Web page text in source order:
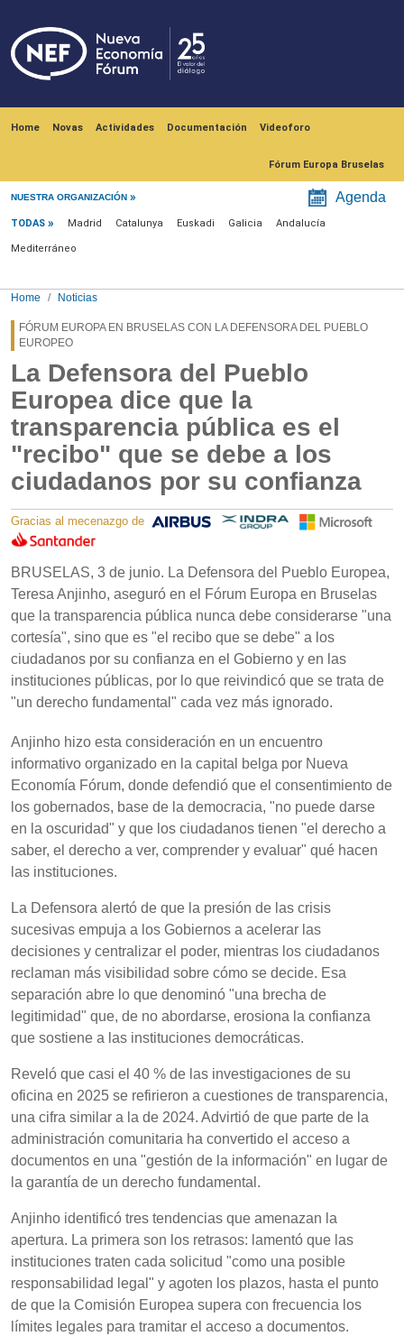
Home Novas Actividades Documentación Videoforo
Fórum Europa Bruselas
NUESTRA ORGANIZACIÓN Agenda
Menú noticias
TODAS Madrid Catalunya Euskadi Galicia Andalucía
Mediterráneo
Home Noticias
FÓRUM EUROPA EN BRUSELAS CON LA DEFENSORA DEL PUEBLO
EUROPEO
La Defensora del Pueblo
Europea dice que la
transparencia pública es el
"recibo" que se debe a los
ciudadanos por su confianza
Gracias al mecenazgo de
BRUSELAS, 3 de junio. La Defensora del Pueblo Europea,
Teresa Anjinho, aseguró en el Fórum Europa en Bruselas
que la transparencia pública nunca debe considerarse "una
cortesía", sino que es "el recibo que se debe" a los
ciudadanos por su confianza en el Gobierno y en las
instituciones públicas, por lo que reivindicó que se trata de
"un derecho fundamental" cada vez más ignorado.
Anjinho hizo esta consideración en un encuentro
informativo organizado en la capital belga por Nueva
Economía Fórum, donde defendió que el consentimiento de
los gobernados, base de la democracia, "no puede darse
en la oscuridad" y que los ciudadanos tienen "el derecho a
saber, el derecho a ver, comprender y evaluar" qué hacen
las instituciones.
La Defensora alertó de que la presión de las crisis
sucesivas empuja a los Gobiernos a acelerar las
decisiones y centralizar el poder, mientras los ciudadanos
reclaman más visibilidad sobre cómo se decide. Esa
separación abre lo que denominó "una brecha de
legitimidad" que, de no abordarse, erosiona la confianza
que sostiene a las instituciones democráticas.
Reveló que casi el 40 % de las investigaciones de su
oficina en 2025 se refirieron a cuestiones de transparencia,
una cifra similar a la de 2024. Advirtió de que parte de la
administración comunitaria ha convertido el acceso a
documentos en una "gestión de la información" en lugar de
la garantía de un derecho fundamental.
Anjinho identificó tres tendencias que amenazan la
apertura. La primera son los retrasos: lamentó que las
instituciones traten cada solicitud "como una posible
responsabilidad legal" y agoten los plazos, hasta el punto
de que la Comisión Europea supera con frecuencia los
límites legales para tramitar el acceso a documentos.